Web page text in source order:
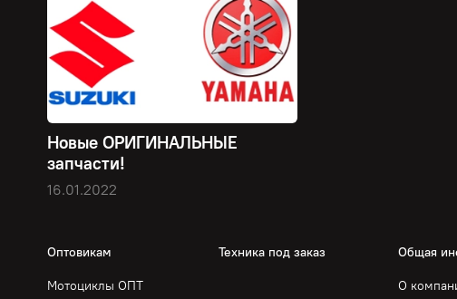
Новые ОРИГИНАЛЬНЫЕ
запчасти!
16.01.2022
Оптовикам
Мотоциклы ОПТ
Техника под заказ Общая
О